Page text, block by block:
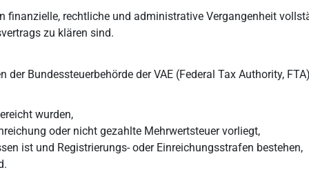
finanzielle, rechtliche und administrative Vergangenheit
zu klären sind.
Bundessteuerbehörde der VAE (Federal Tax Authority,
wurden,
oder nicht gezahlte Mehrwertsteuer vorliegt,
ist und Registrierungs- oder Einreichungsstrafen bestehen,